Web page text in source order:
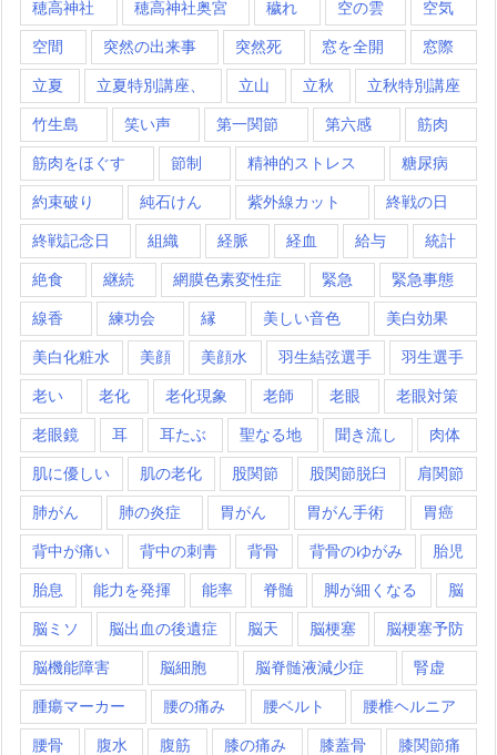
穂高神社 穂高神社奥宮 穢れ 空の雲 空気
空間 突然の出来事 突然死 窓を全開 窓際
立夏 立夏特別講座、 立山 立秋 立秋特別講座
竹生島 笑い声 第一関節 第六感 筋肉
筋肉をほぐす 節制 精神的ストレス 糖尿病
約束破り 純石けん 紫外線カット 終戦の日
終戦記念日 組織 経脈 経血 給与 統計
絶食 継続 網膜色素変性症 緊急 緊急事態
線香 練功会 縁 美しい音色 美白効果
美白化粧水 美顔 美顔水 羽生結弦選手 羽生選手
老い 老化 老化現象 老師 老眼 老眼対策
老眼鏡 耳 耳たぶ 聖なる地 聞き流し 肉体
肌に優しい 肌の老化 股関節 股関節脱臼 肩関節
肺がん 肺の炎症 胃がん 胃がん手術 胃癌
背中が痛い 背中の刺青 背骨 背骨のゆがみ 胎児
胎息 能力を発揮 能率 脊髄 脚が細くなる 脳
脳ミソ 脳出血の後遺症 脳天 脳梗塞 脳梗塞予防
脳機能障害 脳細胞 脳脊髄液減少症 腎虚
腫瘍マーカー 腰の痛み 腰ベルト 腰椎ヘルニア
腰骨 腹水 腹筋 膝の痛み 膝蓋骨 膝関節痛